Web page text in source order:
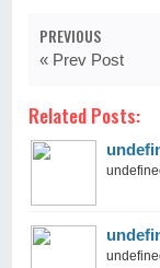
PREVIOUS
« Prev Post
Related Posts: